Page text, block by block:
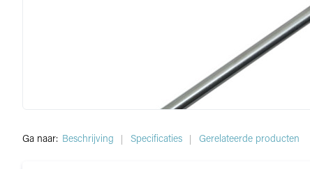
Ga naar: Beschrijving Specificaties Gerelateerde producten